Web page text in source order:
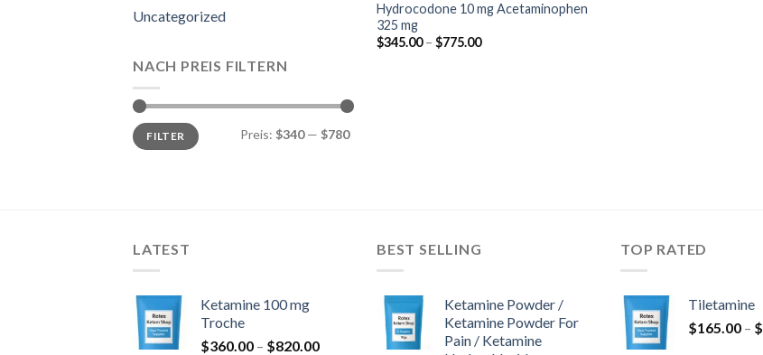
Uncategorized
NACH PREIS FILTERN
Min.
Preis
Max.
PreisFILTER Preis: $340— $780
Hydrocodone 10 mg Acetaminophen
325 mg
$345.00 – $775.00Preisspanne:
LATEST
Ketamine 100 mg
Troche
$360.00 – $820.00Preisspanne:
BEST SELLING
Ketamine Powder /
Ketamine Powder For
Pain / Ketamine
TOP RATED
Tiletamine
$165.00 – $